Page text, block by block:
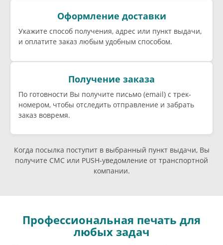
Оформление доставки
Укажите способ получения, адрес или пункт выдачи,
и оплатите заказ любым удобным способом.
Получение заказа
По готовности Вы получите письмо (email) c трек-
номером, чтобы отследить отправление и забрать
заказ вовремя.
Когда посылка поступит в выбранный пункт выдачи, Вы
получите СМС или PUSH-уведомление от транспортной
компании.
Профессиональная печать для
любых задач